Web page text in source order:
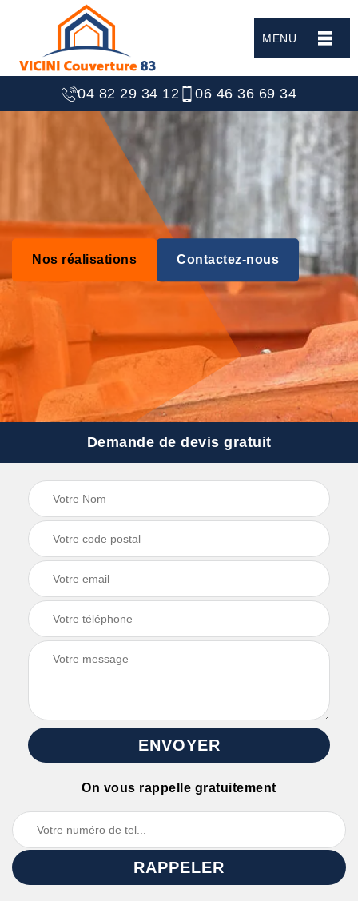
MENU
04 82 29 34 12 06 46 36 69 34
Nos réalisations Contactez-nous
Demande de devis gratuit
On vous rappelle gratuitement